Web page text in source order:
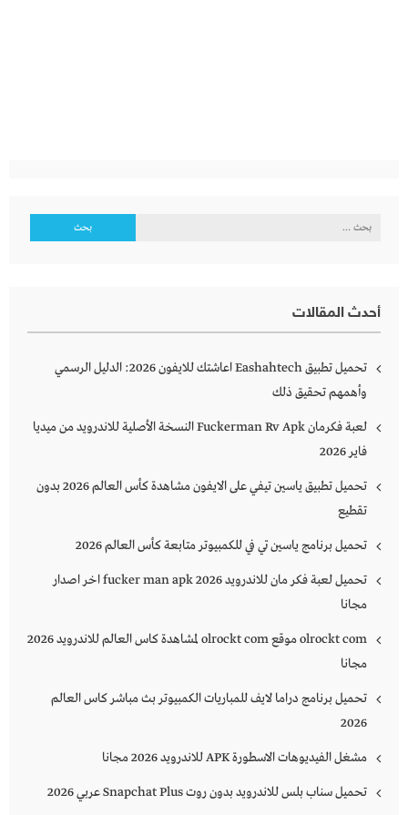
البحث
أحدث المقالات
تحميل تطبيق Eashahtech اعاشتك للايفون 2026: الدليل الرسمي
وأهمهم تحقيق ذلك
لعبة فكرمان Fuckerman Rv Apk النسخة الأصلية للاندرويد من ميديا
فاير 2026
تحميل تطبيق ياسين تيفي على الايفون مشاهدة كأس العالم 2026 بدون
تقطيع
تحميل برنامج ياسين تي في للكمبيوتر متابعة كأس العالم 2026
تحميل لعبة فكر مان للاندرويد 2026 fucker man apk اخر اصدار
مجانا
olrockt com موقع olrockt com لمشاهدة كاس العالم للاندرويد 2026
مجانا
تحميل برنامج دراما لايف للمباريات الكمبيوتر بث مباشر كاس العالم
2026
مشغل الفيديوهات الاسطورة APK للاندرويد 2026 مجانا
تحميل سناب بلس للاندرويد بدون روت Snapchat Plus‏ عربي 2026